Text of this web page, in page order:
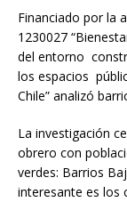
Financiado por la
1230027
del entorno
los espacios
Chile” analizó
La investigación
obrero con
verdes: Barrios
interesante es los